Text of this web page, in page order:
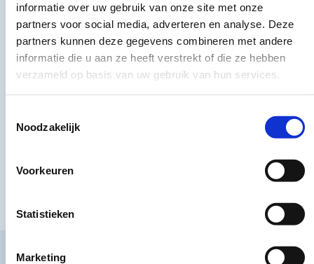
informatie over uw gebruik van onze site met onze
partners voor social media, adverteren en analyse. Deze
partners kunnen deze gegevens combineren met andere
informatie die u aan ze heeft verstrekt of die ze hebben
verzameld op basis van uw gebruik van hun services.
Noodzakelijk
Voorkeuren
Statistieken
Marketing